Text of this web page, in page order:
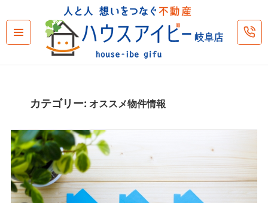
カテゴリー: オススメ物件情報